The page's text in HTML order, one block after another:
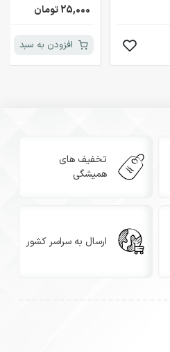
25,000 تومان
افزودن به سبد
تخفیف های
همیشگی
ارسال به سراسر کشور